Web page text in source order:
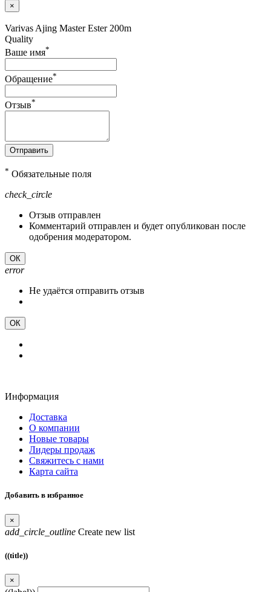
×
Varivas Ajing Master Ester 200m
Quality
Ваше имя*
Обращение*
Отзыв*
Отправить
* Обязательные поля
check_circle
Отзыв отправлен
Комментарий отправлен и будет опубликован после
одобрения модератором.
ОК
error
Не удаётся отправить отзыв
ОК
Информация
Доставка
О компании
Новые товары
Лидеры продаж
Свяжитесь с нами
Карта сайта
Добавить в избранное
×
add_circle_outline Create new list
((title))
×